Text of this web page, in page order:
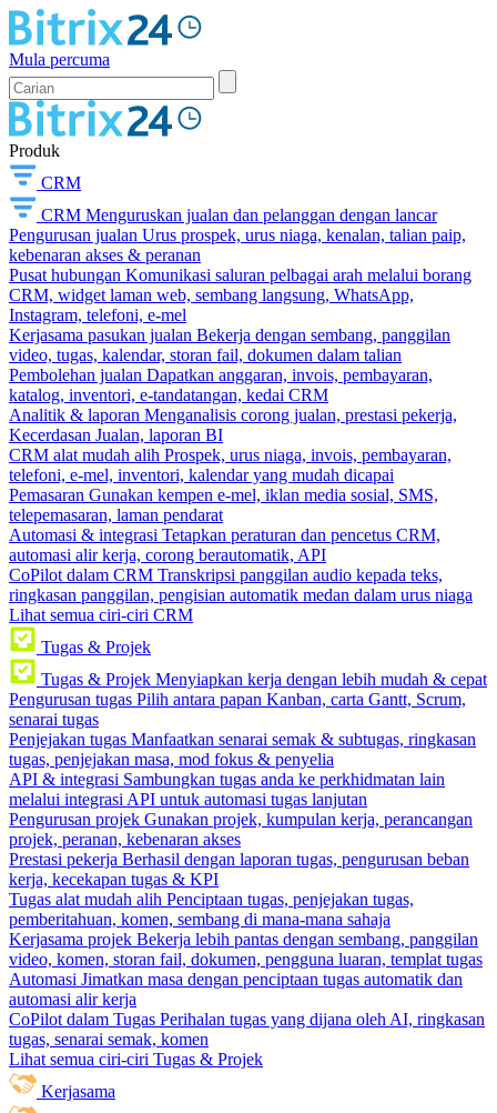
Mula percuma
Produk
CRM
CRM Menguruskan jualan dan pelanggan dengan lancar
Pengurusan jualan Urus prospek, urus niaga, kenalan, talian paip,
kebenaran akses & peranan
Pusat hubungan Komunikasi saluran pelbagai arah melalui borang
CRM, widget laman web, sembang langsung, WhatsApp,
Instagram, telefoni, e-mel
Kerjasama pasukan jualan Bekerja dengan sembang, panggilan
video, tugas, kalendar, storan fail, dokumen dalam talian
Pembolehan jualan Dapatkan anggaran, invois, pembayaran,
katalog, inventori, e-tandatangan, kedai CRM
Analitik & laporan Menganalisis corong jualan, prestasi pekerja,
Kecerdasan Jualan, laporan BI
CRM alat mudah alih Prospek, urus niaga, invois, pembayaran,
telefoni, e-mel, inventori, kalendar yang mudah dicapai
Pemasaran Gunakan kempen e-mel, iklan media sosial, SMS,
telepemasaran, laman pendarat
Automasi & integrasi Tetapkan peraturan dan pencetus CRM,
automasi alir kerja, corong berautomatik, API
CoPilot dalam CRM Transkripsi panggilan audio kepada teks,
ringkasan panggilan, pengisian automatik medan dalam urus niaga
Lihat semua ciri-ciri CRM
Tugas & Projek
Tugas & Projek Menyiapkan kerja dengan lebih mudah & cepat
Pengurusan tugas Pilih antara papan Kanban, carta Gantt, Scrum,
senarai tugas
Penjejakan tugas Manfaatkan senarai semak & subtugas, ringkasan
tugas, penjejakan masa, mod fokus & penyelia
API & integrasi Sambungkan tugas anda ke perkhidmatan lain
melalui integrasi API untuk automasi tugas lanjutan
Pengurusan projek Gunakan projek, kumpulan kerja, perancangan
projek, peranan, kebenaran akses
Prestasi pekerja Berhasil dengan laporan tugas, pengurusan beban
kerja, kecekapan tugas & KPI
Tugas alat mudah alih Penciptaan tugas, penjejakan tugas,
pemberitahuan, komen, sembang di mana-mana sahaja
Kerjasama projek Bekerja lebih pantas dengan sembang, panggilan
video, komen, storan fail, dokumen, pengguna luaran, templat tugas
Automasi Jimatkan masa dengan penciptaan tugas automatik dan
automasi alir kerja
CoPilot dalam Tugas Perihalan tugas yang dijana oleh AI, ringkasan
tugas, senarai semak, komen
Lihat semua ciri-ciri Tugas & Projek
Kerjasama